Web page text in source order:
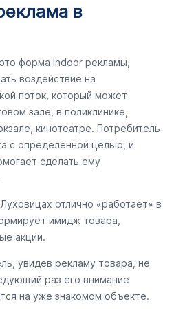
в
форма Indoor рекламы,
воздействие на
поток, который может
зале, в поликлинике,
кинотеатре. Потребитель
с определенной целью, и
сделать ему
отлично «работает» в
имидж товара,
акции.
увидев рекламу товара, не
раз его внимание
на уже знакомом объекте.